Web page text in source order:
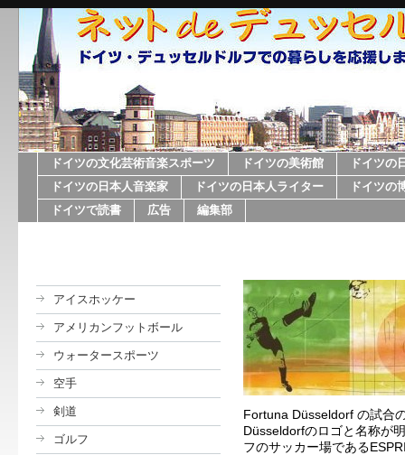
ドイツの文化芸術音楽スポーツ ドイツの美術館
ドイツの
ドイツの日本人音楽家
ドイツの日本人ライター
ドイツの
ドイツで読書
広告 編集部
アイスホッケー
アメリカンフットボール
ウォータースポーツ
空手
剣道
ゴルフ
Fortuna Düsseldorf の試合
Düsseldorf のロゴと名称が
フのサッカー場である